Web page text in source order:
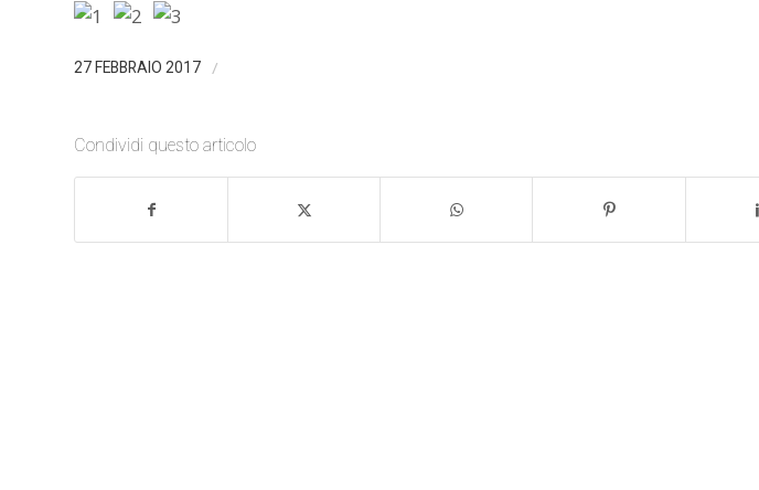
27 FEBBRAIO 2017 /
Condividi questo articolo